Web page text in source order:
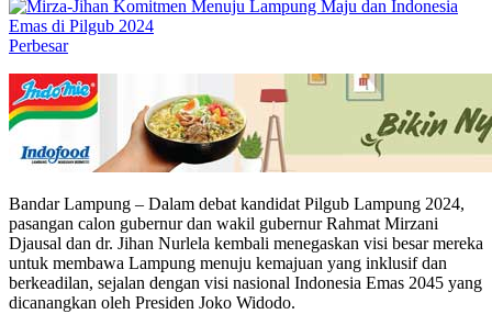
Perbesar
Bandar Lampung – Dalam debat kandidat Pilgub Lampung 2024,
pasangan calon gubernur dan wakil gubernur Rahmat Mirzani
Djausal dan dr. Jihan Nurlela kembali menegaskan visi besar mereka
untuk membawa Lampung menuju kemajuan yang inklusif dan
berkeadilan, sejalan dengan visi nasional Indonesia Emas 2045 yang
dicanangkan oleh Presiden Joko Widodo.